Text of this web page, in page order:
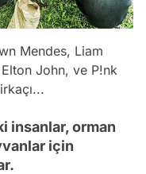
Mendes, Liam
John, ve P!nk
insanlar, orman
için